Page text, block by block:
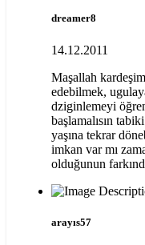
dreamer8
14.12.2011
Maşallah
edebilmek,
dziginlemeyi
başlamalısın
yaşına tekrar
imkan var mı
olduğunun
arayıs57